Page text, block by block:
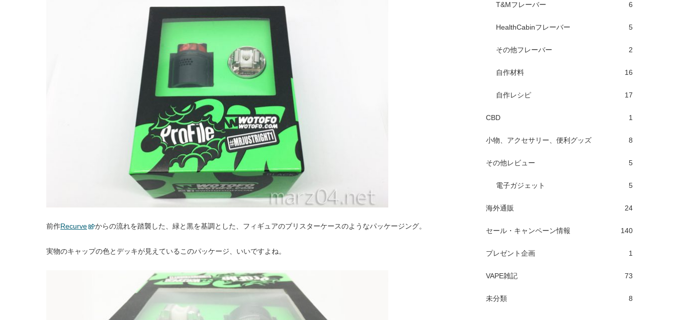
前作Recurve からの流れを踏襲した、緑と黒を基調とした、フィギュアのブリスターケースのようなパッケージング。
実物のキャップの色とデッキが見えているこのパッケージ、いいですよね。
T&Mフレーバー 6
HealthCabinフレーバー 5
その他フレーバー 2
自作材料 16
自作レシピ 17
CBD 1
小物、アクセサリー、便利グッズ 8
その他レビュー 5
電子ガジェット 5
海外通販 24
セール・キャンペーン情報 140
プレゼント企画 1
VAPE雑記 73
未分類 8